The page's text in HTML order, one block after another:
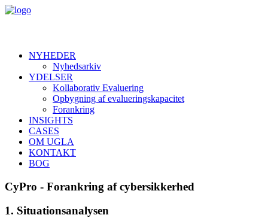
NYHEDER
Nyhedsarkiv
YDELSER
Kollaborativ Evaluering
Opbygning af evalueringskapacitet
Forankring
INSIGHTS
CASES
OM UGLA
KONTAKT
BOG
CyPro - Forankring af cybersikkerhed
1. Situationsanalysen